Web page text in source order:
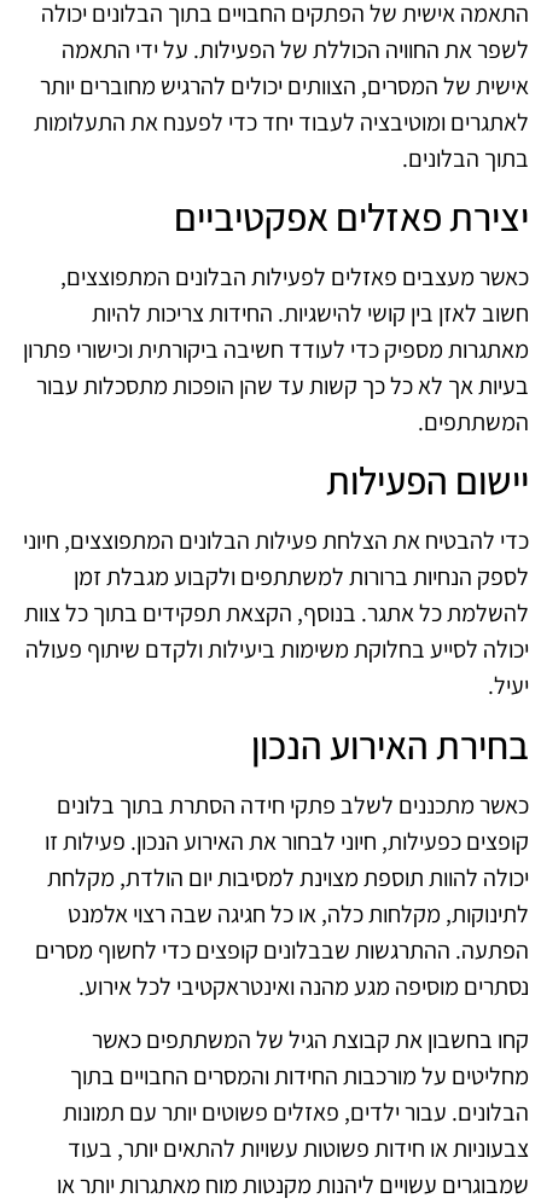
התאמה אישית של הפתקים החבויים בתוך הבלונים יכולה
לשפר את החוויה הכוללת של הפעילות. על ידי התאמה
אישית של המסרים, הצוותים יכולים להרגיש מחוברים יותר
לאתגרים ומוטיבציה לעבוד יחד כדי לפענח את התעלומות
בתוך הבלונים.
יצירת פאזלים אפקטיביים
כאשר מעצבים פאזלים לפעילות הבלונים המתפוצצים,
חשוב לאזן בין קושי להישגיות. החידות צריכות להיות
מאתגרות מספיק כדי לעודד חשיבה ביקורתית וכישורי פתרון
בעיות אך לא כל כך קשות עד שהן הופכות מתסכלות עבור
המשתתפים.
יישום הפעילות
כדי להבטיח את הצלחת פעילות הבלונים המתפוצצים, חיוני
לספק הנחיות ברורות למשתתפים ולקבוע מגבלת זמן
להשלמת כל אתגר. בנוסף, הקצאת תפקידים בתוך כל צוות
יכולה לסייע בחלוקת משימות ביעילות ולקדם שיתוף פעולה
יעיל.
בחירת האירוע הנכון
כאשר מתכננים לשלב פתקי חידה הסתרת בתוך בלונים
קופצים כפעילות, חיוני לבחור את האירוע הנכון. פעילות זו
יכולה להוות תוספת מצוינת למסיבות יום הולדת, מקלחת
לתינוקות, מקלחות כלה, או כל חגיגה שבה רצוי אלמנט
הפתעה. ההתרגשות שבבלונים קופצים כדי לחשוף מסרים
נסתרים מוסיפה מגע מהנה ואינטראקטיבי לכל אירוע.
קחו בחשבון את קבוצת הגיל של המשתתפים כאשר
מחליטים על מורכבות החידות והמסרים החבויים בתוך
הבלונים. עבור ילדים, פאזלים פשוטים יותר עם תמונות
צבעוניות או חידות פשוטות עשויות להתאים יותר, בעוד
שמבוגרים עשויים ליהנות מקנטות מוח מאתגרות יותר או